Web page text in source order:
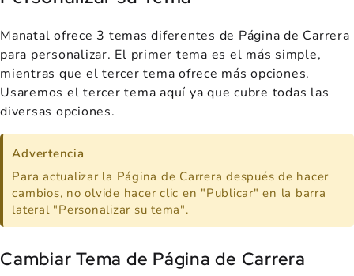
Manatal ofrece 3 temas diferentes de Página de Carrera
para personalizar. El primer tema es el más simple,
mientras que el tercer tema ofrece más opciones.
Usaremos el tercer tema aquí ya que cubre todas las
diversas opciones.
Advertencia
Para actualizar la Página de Carrera después de hacer
cambios, no olvide hacer clic en "Publicar" en la barra
lateral "Personalizar su tema".
Cambiar Tema de Página de Carrera